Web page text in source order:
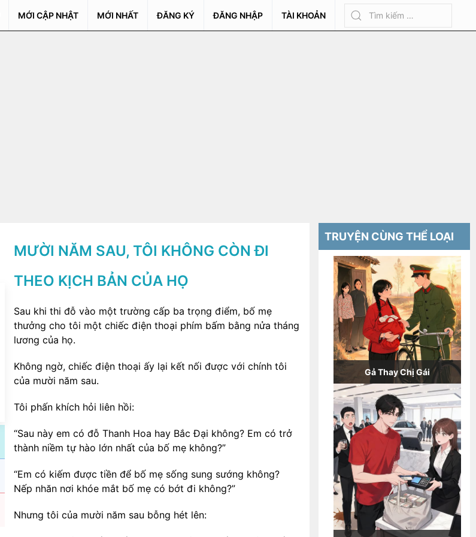
MỚI CẬP NHẬT MỚI NHẤT ĐĂNG KÝ ĐĂNG NHẬP TÀI KHOẢN
MƯỜI NĂM SAU, TÔI KHÔNG CÒN ĐI
THEO KỊCH BẢN CỦA HỌ
Sau khi thi đỗ vào một trường cấp ba trọng điểm, bố mẹ
thưởng cho tôi một chiếc điện thoại phím bấm bằng nửa tháng
lương của họ.
Không ngờ, chiếc điện thoại ấy lại kết nối được với chính tôi
của mười năm sau.
Tôi phấn khích hỏi liên hồi:
“Sau này em có đỗ Thanh Hoa hay Bắc Đại không? Em có trở
thành niềm tự hào lớn nhất của bố mẹ không?”
“Em có kiếm được tiền để bố mẹ sống sung sướng không?
Nếp nhăn nơi khóe mắt bố mẹ có bớt đi không?”
Nhưng tôi của mười năm sau bỗng hét lên:
TRUYỆN CÙNG THỂ LOẠI
Gả Thay Chị Gái